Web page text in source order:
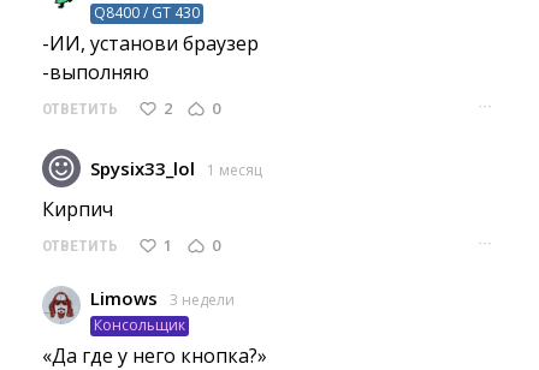
Q8400 / GT 430
-ИИ, установи браузер
-выполняю
ОТВЕТИТЬ 2 0 ···
Spysix33_lol 1 месяц
Кирпич
ОТВЕТИТЬ 1 0 ···
Limows
3 недели
Консольщик
«Да где у него кнопка?»